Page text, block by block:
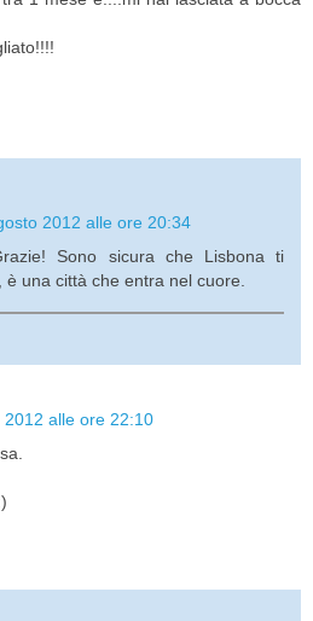
2012 alle ore 20:34
Sono sicura che Lisbona ti
una città che entra nel cuore.
2012 alle ore 22:10